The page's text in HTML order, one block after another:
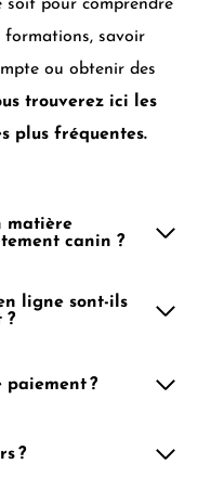
soit pour comprendre
savoir
ou obtenir des
trouverez ici les
plus fréquentes.
matière
canin ?
ligne sont-ils
?
paiement ?
?